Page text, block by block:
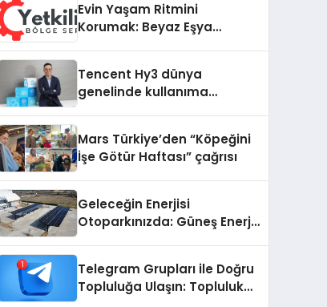
Evin Yaşam Ritmini
Korumak: Beyaz Eşya
Tencent Hy3 dünya
genelinde kullanıma
Mars Türkiye’den “Köpeğini
İşe Götür Haftası” çağrısı
Geleceğin Enerjisi
Otoparkınızda: Güneş Enerjili
Telegram Grupları ile Doğru
Topluluğa Ulaşın: Topluluk